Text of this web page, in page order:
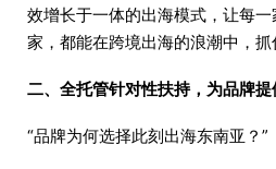
效增长于一体的出海模式，让每
家，都能在跨境出海的浪潮中，抓
二、全托管针对性扶持，为品牌
“品牌为何选择此刻出海东南亚？”